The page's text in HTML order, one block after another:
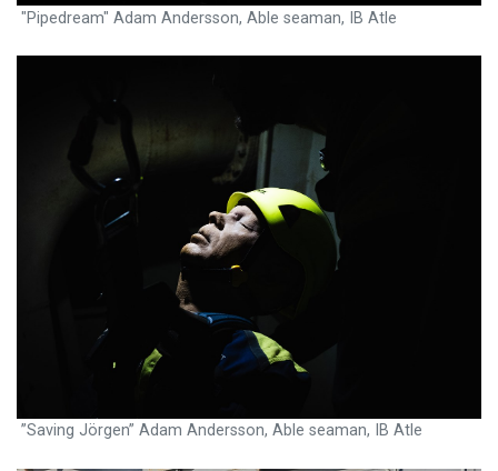
"Pipedream" Adam Andersson, Able seaman, IB Atle
”Saving Jörgen” Adam Andersson, Able seaman, IB Atle